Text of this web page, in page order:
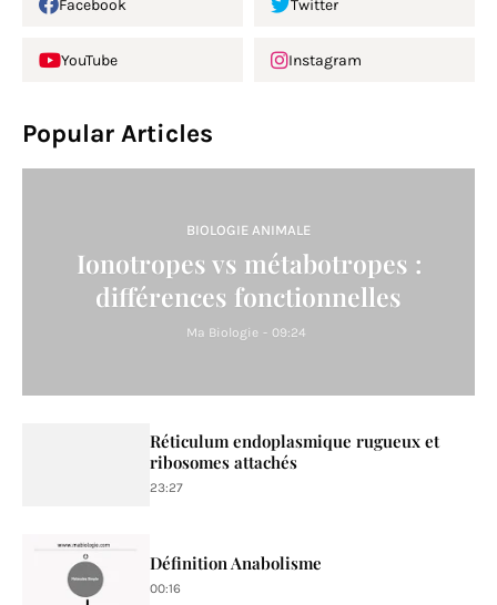
Facebook Twitter
YouTube Instagram
Popular Articles
BIOLOGIE ANIMALE
Ionotropes vs métabotropes :
différences fonctionnelles
Ma Biologie - 09:24
Réticulum endoplasmique rugueux et
ribosomes attachés
23:27
Définition Anabolisme
00:16